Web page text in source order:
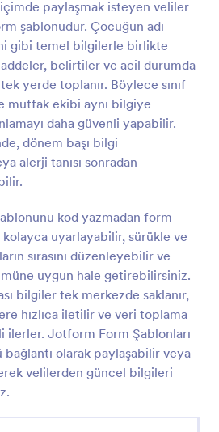
paylaşmak isteyen veliler
şablonudur. Çocuğun adı
gibi temel bilgilerle birlikte
belirtiler ve acil durumda
yerde toplanır. Böylece sınıf
mutfak ekibi aynı bilgiye
daha güvenli yapabilir.
dönem başı bilgi
alerji tanısı sonradan
kod yazmadan form
uyarlayabilir, sürükle ve
sırasını düzenleyebilir ve
uygun hale getirebilirsiniz.
bilgiler tek merkezde saklanır,
hızlıca iletilir ve veri toplama
ilerler. Jotform Form Şablonları
bağlantı olarak paylaşabilir veya
velilerden güncel bilgileri
Önizleme